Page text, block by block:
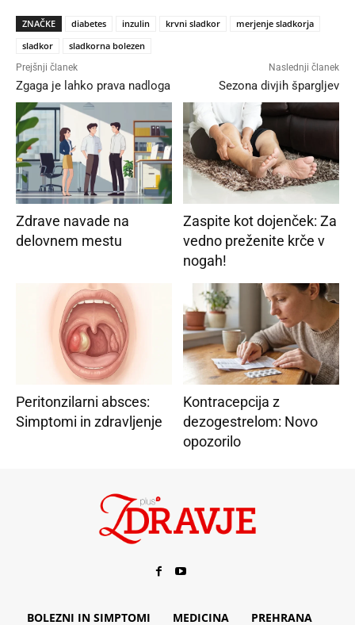
ZNAČKE diabetes inzulin krvni sladkor
merjenje sladkorja
sladkor
sladkorna bolezen
Prejšnji članek
Zgaga je lahko prava nadloga
Naslednji članek
Sezona divjih špargljev
Zdrave navade na
delovnem mestu
Zaspite kot dojenček: Za
vedno preženite krče v
nogah!
Peritonzilarni absces:
Simptomi in zdravljenje
Kontracepcija z
dezogestrelom: Novo
opozorilo
BOLEZNI IN SIMPTOMI MEDICINA PREHRANA